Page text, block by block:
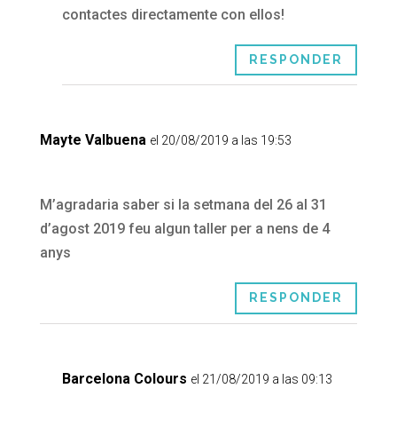
contactes directamente con ellos!
RESPONDER
Mayte Valbuena el 20/08/2019 a las 19:53
M’agradaria saber si la setmana del 26 al 31
d’agost 2019 feu algun taller per a nens de 4
anys
RESPONDER
Barcelona Colours el 21/08/2019 a las 09:13